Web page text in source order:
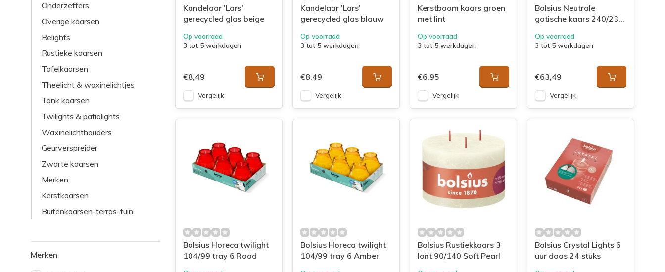
Onderzetters
Overige kaarsen
Relights
Rustieke kaarsen
Tafelkaarsen
Theelicht & waxinelichtjes
Tonk kaarsen
Twilights & patiolights
Waxinelichthouders
Geurverspreider
Zwarte kaarsen
Merken
Kerstkaarsen
Buitenkaarsen-terras-tuin
Merken
Kandelaar 'Lars'
gerecycled glas beige
Op voorraad
3 tot 5 werkdagen
€8,49
Vergelijk
Kandelaar 'Lars'
gerecycled glas blauw
Op voorraad
3 tot 5 werkdagen
€8,49
Vergelijk
Kerstboom kaars groen
met lint
Op voorraad
3 tot 5 werkdagen
€6,95
Vergelijk
Bolsius Neutrale
gotische kaars 240/23
Op voorraad
3 tot 5 werkdagen
€63,49
Vergelijk
Bolsius Horeca twilight
104/99 tray 6 Rood
Bolsius Horeca twilight
104/99 tray 6 Amber
Bolsius Rustiekkaars 3
lont 90/140 Soft Pearl
Bolsius Crystal Lights 6
uur doos 24 stuks